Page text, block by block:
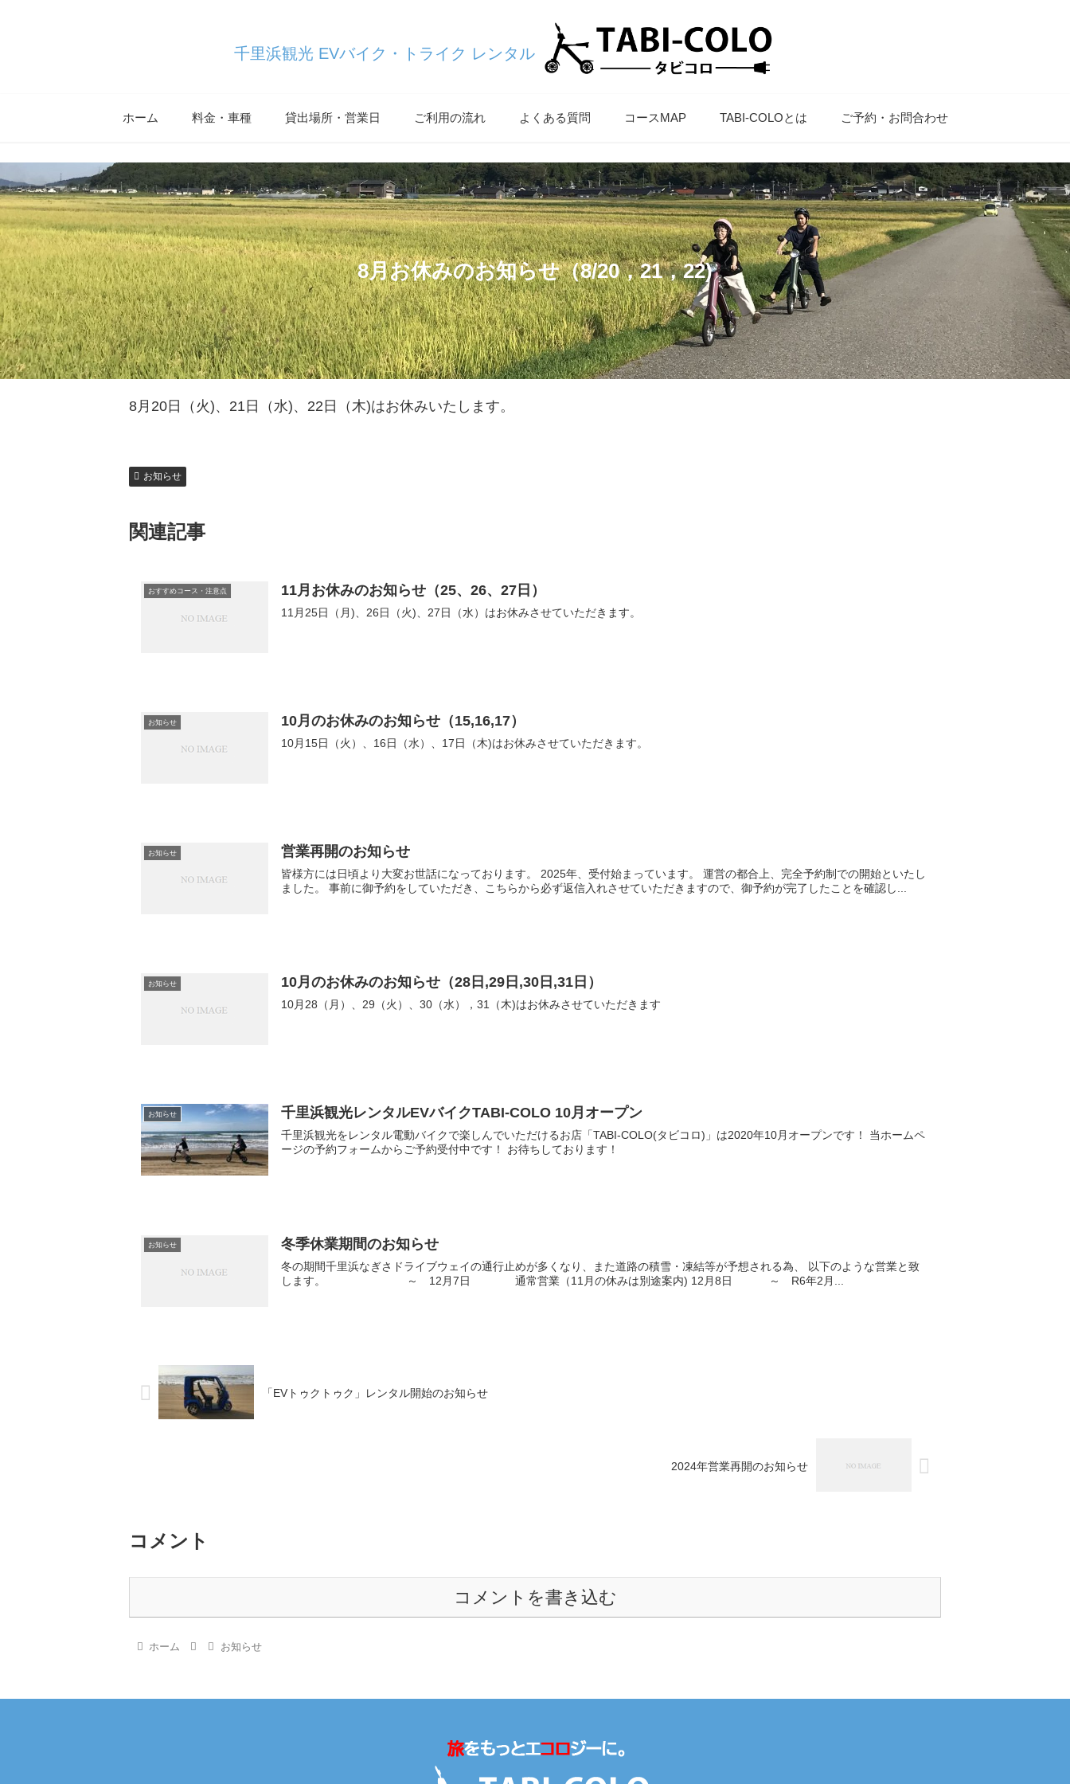
千里浜観光 EVバイク・トライク レンタル
ホーム 料金・車種 貸出場所・営業日 ご利用の流れ よくある質問 コースMAP TABI-COLOとは ご予約・お問合わせ
8月お休みのお知らせ（8/20，21，22)
8月20日（火)、21日（水)、22日（木)はお休みいたします。
お知らせ
関連記事
おすすめコース・注意点 11月お休みのお知らせ（25、26、27日）
11月25日（月)、26日（火)、27日（水）はお休みさせていただきます。
お知らせ 10月のお休みのお知らせ（15,16,17）
10月15日（火）、16日（水）、17日（木)はお休みさせていただきます。
お知らせ 営業再開のお知らせ
皆様方には日頃より大変お世話になっております。 2025年、受付始まっています。 運営の都合上、完全予約制での開始といたし
ました。 事前に御予約をしていただき、こちらから必ず返信入れさせていただきますので、御予約が完了したことを確認し...
お知らせ 10月のお休みのお知らせ（28日,29日,30日,31日）
10月28（月）、29（火）、30（水），31（木)はお休みさせていただきます
お知らせ 千里浜観光レンタルEVバイクTABI-COLO 10月オープン
千里浜観光をレンタル電動バイクで楽しんでいただけるお店「TABI-COLO(タビコロ)」は2020年10月オープンです！ 当ホームペ
ージの予約フォームからご予約受付中です！ お待ちしております！
お知らせ 冬季休業期間のお知らせ
冬の期間千里浜なぎさドライブウェイの通行止めが多くなり、また道路の積雪・凍結等が予想される為、 以下のような営業と致
します。 ～ 12月7日 通常営業（11月の休みは別途案内) 12月8日 ～ R6年2月...
「EVトゥクトゥク」レンタル開始のお知らせ
2024年営業再開のお知らせ
コメント
コメントを書き込む
ホーム お知らせ